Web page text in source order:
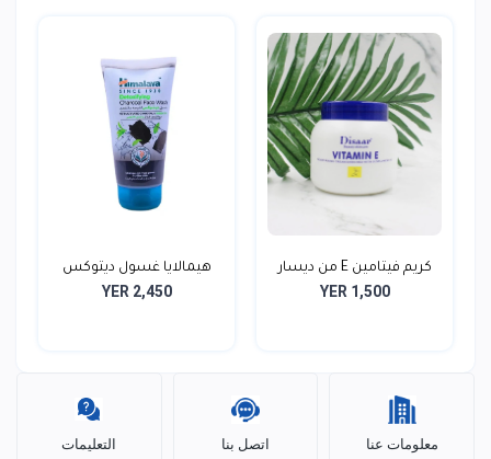
كريم فيتامين E من ديسار
YER 1,500
هيمالايا غسول ديتوكس
لل...
YER 2,450
معلومات عنا اتصل بنا التعليمات